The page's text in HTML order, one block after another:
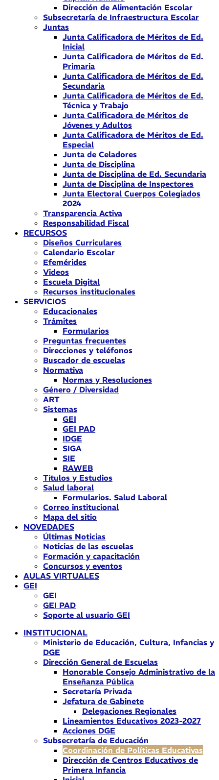
Dirección de Alimentación Escolar
Subsecretaría de Infraestructura Escolar
Juntas
Junta Calificadora de Méritos de Ed.
Inicial
Junta Calificadora de Méritos de Ed.
Primaria
Junta Calificadora de Méritos de Ed.
Secundaria
Junta Calificadora de Méritos de Ed.
Técnica y Trabajo
Junta Calificadora de Méritos de
Jóvenes y Adultos
Junta Calificadora de Méritos de Ed.
Especial
Junta de Celadores
Junta de Disciplina
Junta de Disciplina de Ed. Secundaria
Junta de Disciplina de Inspectores
Junta Electoral Cuerpos Colegiados
2024
Transparencia Activa
Responsabilidad Fiscal
RECURSOS
Diseños Curriculares
Calendario Escolar
Efemérides
Videos
Escuela Digital
Recursos institucionales
SERVICIOS
Educacionales
Trámites
Formularios
Preguntas frecuentes
Direcciones y teléfonos
Buscador de escuelas
Normativa
Normas y Resoluciones
Género / Diversidad
ART
Sistemas
GEI
GEI PAD
IDGE
SIGA
SIE
RAWEB
Títulos y Estudios
Salud laboral
Formularios. Salud Laboral
Correo institucional
Mapa del sitio
NOVEDADES
Últimas Noticias
Noticias de las escuelas
Formación y capacitación
Concursos y eventos
AULAS VIRTUALES
GEI
GEI
GEI PAD
Soporte al usuario GEI
INSTITUCIONAL
Ministerio de Educación, Cultura, Infancias y
DGE
Dirección General de Escuelas
Honorable Consejo Administrativo de la
Enseñanza Pública
Secretaría Privada
Jefatura de Gabinete
Delegaciones Regionales
Lineamientos Educativos 2023-2027
Acciones DGE
Subsecretaría de Educación
Coordinación de Políticas Educativas
Dirección de Centros Educativos de
Primera Infancia